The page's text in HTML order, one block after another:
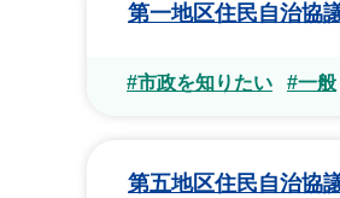
第一地区住民自治協
#市政を知りたい #一般
第五地区住民自治協